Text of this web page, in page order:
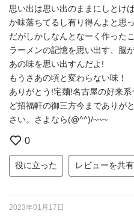
思い出は思い出のままにしとけ
か味落ちてるし有り得んよと思
だがしかしなんとなーく作った
ラーメンの記憶を思い出す、脳
あの味を思い出すんだよ!
もうさあの頃と変わらない味！
ありがとう!宅麺!名古屋の好来
ど招福軒の御三方今までありが
さい。さよなら(@^^)/~~~
0
役に立った レビューを共有
2023年01月17日